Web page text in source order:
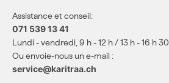
Assistance et conseil:
071 539 13 41
Lundi - vendredi, 9 h - 12 h / 13 h - 16 h 30
Ou envoie-nous un e-mail :
service@karitraa.ch